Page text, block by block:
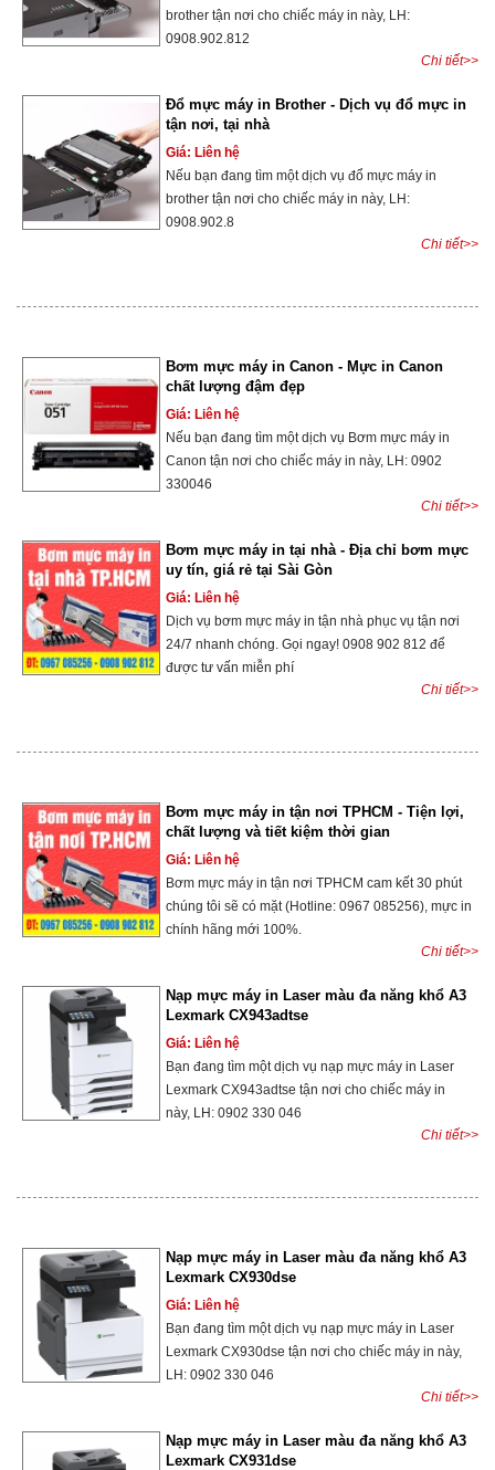
brother tận nơi cho chiếc máy in này, LH:
0908.902.812
Chi tiết>>
Đổ mực máy in Brother - Dịch vụ đổ mực in
tận nơi, tại nhà
Giá: Liên hệ
Nếu bạn đang tìm một dịch vụ đổ mực máy in
brother tận nơi cho chiếc máy in này, LH:
0908.902.8
Chi tiết>>
Bơm mực máy in Canon - Mực in Canon
chất lượng đậm đẹp
Giá: Liên hệ
Nếu bạn đang tìm một dịch vụ Bơm mực máy in
Canon tận nơi cho chiếc máy in này, LH: 0902
330046
Chi tiết>>
Bơm mực máy in tại nhà - Địa chỉ bơm mực
uy tín, giá rẻ tại Sài Gòn
Giá: Liên hệ
Dịch vụ bơm mực máy in tận nhà phục vụ tận nơi
24/7 nhanh chóng. Gọi ngay! 0908 902 812 để
được tư vấn miễn phí
Chi tiết>>
Bơm mực máy in tận nơi TPHCM - Tiện lợi,
chất lượng và tiết kiệm thời gian
Giá: Liên hệ
Bơm mực máy in tận nơi TPHCM cam kết 30 phút
chúng tôi sẽ có mặt (Hotline: 0967 085256), mực in
chính hãng mới 100%.
Chi tiết>>
Nạp mực máy in Laser màu đa năng khổ A3
Lexmark CX943adtse
Giá: Liên hệ
Bạn đang tìm một dịch vụ nạp mực máy in Laser
Lexmark CX943adtse tận nơi cho chiếc máy in
này, LH: 0902 330 046
Chi tiết>>
Nạp mực máy in Laser màu đa năng khổ A3
Lexmark CX930dse
Giá: Liên hệ
Bạn đang tìm một dịch vụ nạp mực máy in Laser
Lexmark CX930dse tận nơi cho chiếc máy in này,
LH: 0902 330 046
Chi tiết>>
Nạp mực máy in Laser màu đa năng khổ A3
Lexmark CX931dse